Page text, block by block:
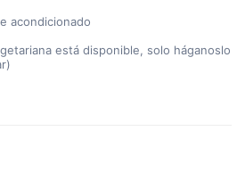
acondicionado
está disponible, solo háganoslo